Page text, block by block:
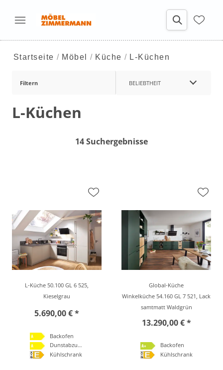
Startseite Möbel Küche L-Küchen
Filtern BELIEBTHEIT
L-Küchen
14 Suchergebnisse
L-Küche 50.100 GL 6 525,
Kieselgrau
5.690,00 € *
Backofen
Dunstabzugshaube
Kühlschrank
Global-Küche
Winkelküche 54.160 GL 7 521, Lack
samtmatt Waldgrün
13.290,00 € *
Backofen
Kühlschrank